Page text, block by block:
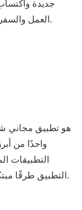
جديدة
العمل والسفر والتعليم والتواصل مع الناس من خلفيات مختلفة.
التطبيقات
التطبيق طرقًا مبتكرة وفعالة للتعلم التفاعلي والتواصل مع المجتمع.